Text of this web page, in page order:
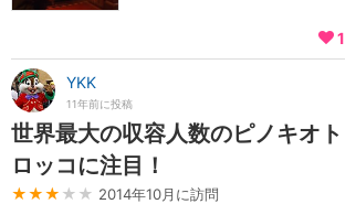
1
YKK
11年前に投稿
世界最大の収容人数のピノキオト
ロッコに注目！
★★★ ★★ 2014年10月に訪問